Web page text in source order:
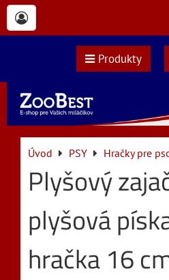
Produkty
Úvod PSY Hračky pre
Plyšový
plyšová
hračka 16